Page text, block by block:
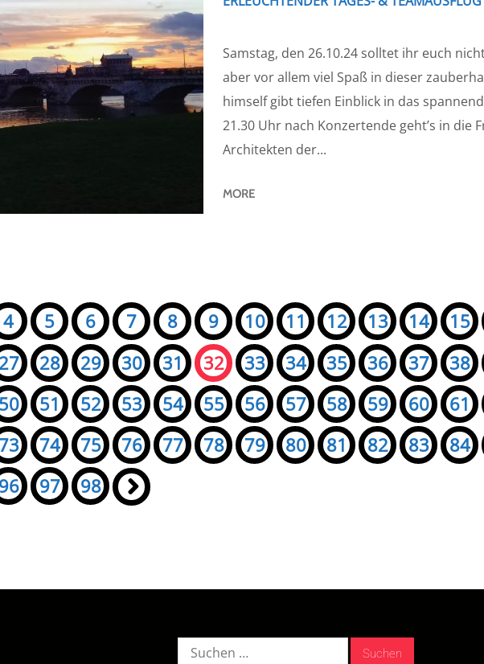
Samstag, den 26.10.24 solltet ihr euch
aber vor allem viel Spaß in dieser
himself gibt tiefen Einblick in das
21.30 Uhr nach Konzertende geht’s in
Architekten der...
MORE
4 5 6 7 8 9 10 11 12 13 14 15
28 29 30 31 32 33 34 35 36 37 38
51 52 53 54 55 56 57 58 59 60 61
74 75 76 77 78 79 80 81 82 83 84
97 98 »
Suche